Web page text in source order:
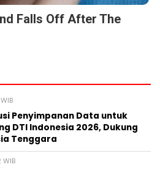
Falls Off After The
Penyimpanan Data untuk
DTI Indonesia 2026, Dukung
Tenggara